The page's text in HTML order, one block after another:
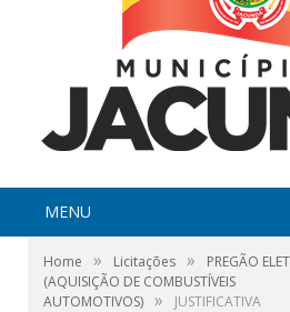
MENU
Home » Licitações »
PREGÃO
(AQUISIÇÃO DE COMBUSTÍVEIS
AUTOMOTIVOS) » JUSTIFICATIVA